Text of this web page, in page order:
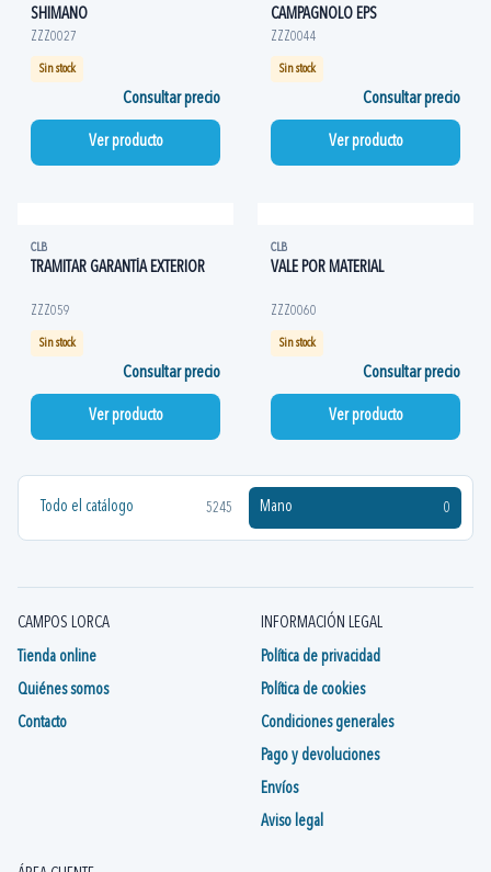
Todo el catálogo 5245 Mano 0
SHIMANO
ZZZ0027
Sin stock
Consultar precio
Ver producto
CAMPAGNOLO EPS
ZZZ0044
Sin stock
Consultar precio
Ver producto
CLB
TRAMITAR GARANTÍA EXTERIOR
ZZZ059
Sin stock
Consultar precio
Ver producto
CLB
VALE POR MATERIAL
ZZZ0060
Sin stock
Consultar precio
Ver producto
CAMPOS LORCA
Tienda online
Quiénes somos
Contacto
INFORMACIÓN LEGAL
Política de privacidad
Política de cookies
Condiciones generales
Pago y devoluciones
Envíos
Aviso legal